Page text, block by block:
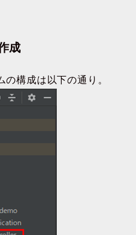
成
構成は以下の通り。